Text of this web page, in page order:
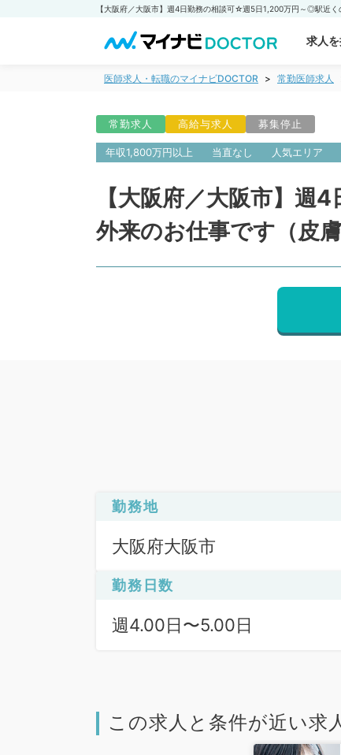
求人
医師求人・転職のマイナビDOCTOR 常勤医師求人
常勤求人 高給与求人 募集停止
年収1,800万円以上 当直なし 人気エリア
【大阪府／大阪市】
外来のお仕事です（皮膚
勤務地
大阪府大阪市
勤務日数
週4.00日〜5.00日
この求人と条件が近い求